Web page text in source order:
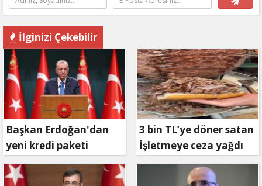
İlginizi Çekebilir
Başkan Erdoğan'dan
yeni kredi paketi
müjdesi: 6 ay geri
ödemesiz, 36 ay vadeli
3 bin TL’ye döner satan
İşletmeye ceza yağdı